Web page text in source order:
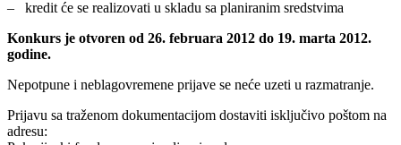
– kredit će se realizovati u skladu sa planiranim sredstvima
Konkurs je otvoren od 26. februara 2012 do 19. marta 2012.
godine.
Nepotpune i neblagovremene prijave se neće uzeti u razmatranje.
Prijavu sa traženom dokumentacijom dostaviti isključivo poštom na
adresu: